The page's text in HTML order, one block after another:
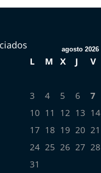
agosto 2026
L M X J V
3
4 5 6 7
10 11 12 13 14
17 18 19 20 21
24 25 26 27 28
31